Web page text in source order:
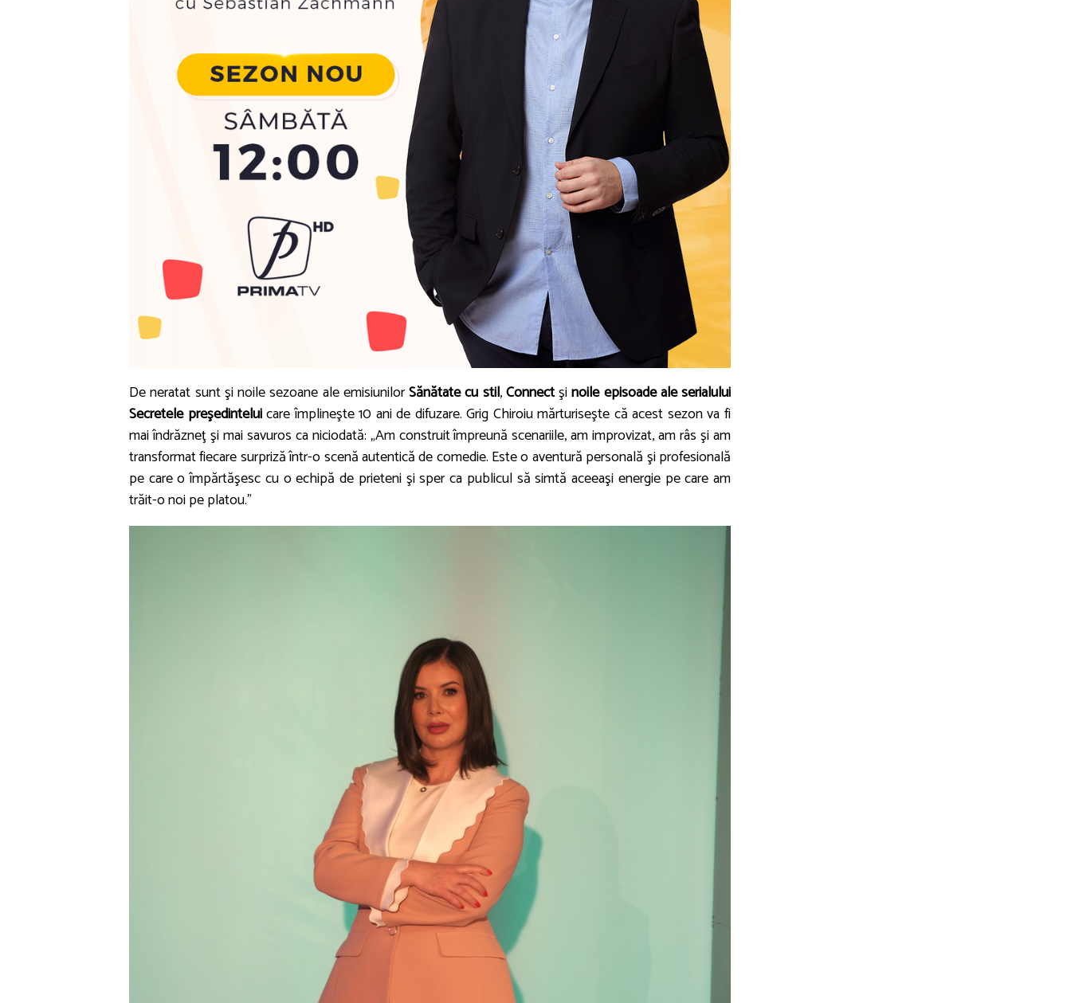
De neratat sunt şi noile sezoane ale emisiunilorSănătate cu stil,Connectşinoile episoade ale serialului
Secretele preşedinteluicare împlineşte 10 ani de difuzare. Grig Chiroiu mărturiseşte că acest sezon va fi
mai îndrăzneţ şi mai savuros ca niciodată: „Am construit împreună scenariile, am improvizat, am râs şi am
transformat fiecare surpriză într-o scenă autentică de comedie. Este o aventură personală şi profesională
pe care o împărtăşesc cu o echipă de prieteni şi sper ca publicul să simtă aceeaşi energie pe care am
trăit-o noi pe platou.”